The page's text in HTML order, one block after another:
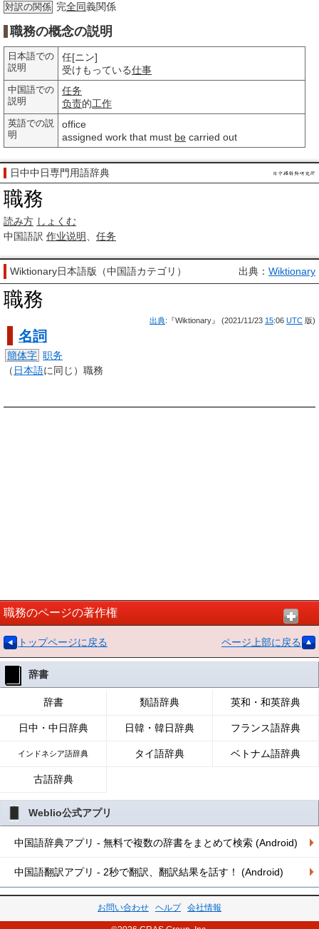
対訳の関係 完全同義関係
職務の概念の説明
日本語での
説明
任[ニン]
受けもっている仕事
中国語での
説明
任务
负责的工作
英語での説
明
office
assigned work that must be carried out
日中中日専門用語辞典
職務
読み方 しょくむ
中国語訳 作业说明 任务
Wiktionary日本語版（中国語カテゴリ） 出典： Wiktionary
職務
出典:『Wiktionary』 (2021/11/23 15:06 UTC 版)
名詞
簡体字 职务
（ 日本語に同じ）職務
職務のページの著作権
トップページに戻る ページ上部に戻る
辞書
辞書 類語辞典 英和・和英辞典
日中・中日辞典 日韓・韓日辞典 フランス語辞典
インドネシア語辞典 タイ語辞典 ベトナム語辞典
古語辞典
Weblio公式アプリ
中国語辞典アプリ - 無料で複数の辞書をまとめて検索 (Android)
中国語翻訳アプリ - 2秒で翻訳、翻訳結果を話す！ (Android)
お問い合わせ ヘルプ 会社情報